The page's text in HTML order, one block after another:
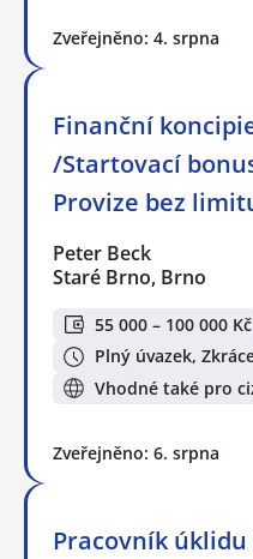
Zveřejněno: 4. srpna
Finanční
/Startovací
Provize bez
Peter Beck
Staré Brno, Brno
55 000 – 100 000 Kč
Plný úvazek,
Vhodné také pro
Zveřejněno: 6. srpna
Pracovník